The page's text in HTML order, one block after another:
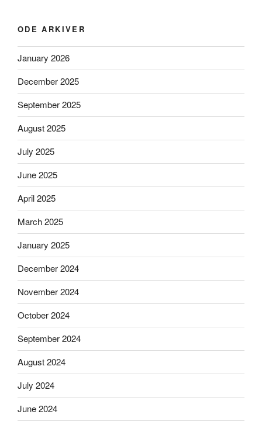
ODE ARKIVER
January 2026
December 2025
September 2025
August 2025
July 2025
June 2025
April 2025
March 2025
January 2025
December 2024
November 2024
October 2024
September 2024
August 2024
July 2024
June 2024